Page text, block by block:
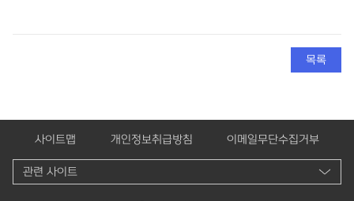
목록
사이트맵 개인정보취급방침 이메일무단수집거부